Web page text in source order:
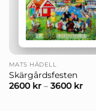
MATS HÅDELL
Skärgårdsfesten
2600 kr– 3600 kr